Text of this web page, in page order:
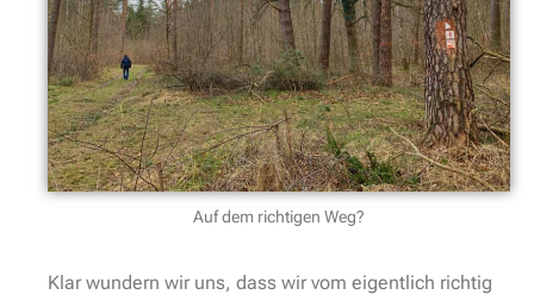
Auf dem richtigen Weg?
Klar wundern wir uns, dass wir vom eigentlich richtig